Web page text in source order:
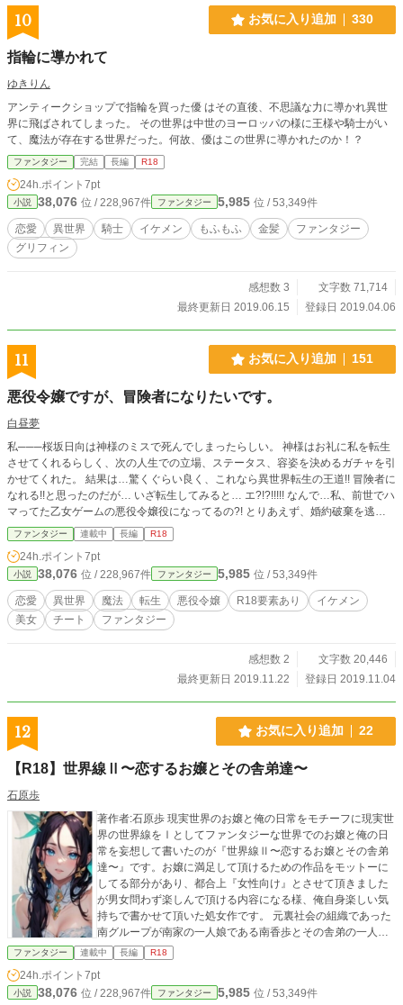
10 お気に入り追加 330
指輪に導かれて
ゆきりん
アンティークショップで指輪を買った優 はその直後、不思議な力に導かれ異世
界に飛ばされてしまった。 その世界は中世のヨーロッパの様に王様や騎士がい
て、魔法が存在する世界だった。何故、優はこの世界に導かれたのか！？
ファンタジー 完結 長編 R18
24h.ポイント 7pt
小説 38,076 位 / 228,967件 ファンタジー 5,985 位 / 53,349件
恋愛 異世界 騎士 イケメン もふもふ 金髪
ファンタジー
グリフィン
感想数 3
文字数 71,714
最終更新日 2019.06.15
登録日 2019.04.06
11 お気に入り追加 151
悪役令嬢ですが、冒険者になりたいです。
白昼夢
私───桜坂日向は神様のミスで死んでしまったらしい。 神様はお礼に私を転生
させてくれるらしく、次の人生での立場、ステータス、容姿を決めるガチャを引
かせてくれた。 結果は…驚くぐらい良く、これなら異世界転生の王道!! 冒険者に
なれる!!と思ったのだが… いざ転生してみると… エ?!?!!!!! なんで…私、前世でハ
マってた乙女ゲームの悪役令嬢役になってるの?! とりあえず、婚約破棄を逃れ
つつ… 冒険者になります☆ やっぱり夢は諦めきれん!! ⚠たまにR18あるかもで
す!!⚠
ファンタジー 連載中 長編 R18
24h.ポイント 7pt
小説 38,076 位 / 228,967件 ファンタジー 5,985 位 / 53,349件
恋愛 異世界 魔法 転生 悪役令嬢 R18要素あり
イケメン
美女
チート ファンタジー
感想数 2
文字数 20,446
最終更新日 2019.11.22
登録日 2019.11.04
12 お気に入り追加 22
【R18】世界線Ⅱ〜恋するお嬢とその舎弟達〜
石原歩
著作者:石原歩 現実世界のお嬢と俺の日常をモチーフに現実世
界の世界線をⅠとしてファンタジーな世界でのお嬢と俺の日
常を妄想して書いたのが『世界線Ⅱ〜恋するお嬢とその舎弟
達〜』です。お嬢に満足して頂けるための作品をモットーに
してる部分があり、都合上『女性向け』とさせて頂きました
が男女問わず楽しんで頂ける内容になる様、俺自身楽しい気
持ちで書かせて頂いた処女作です。 元裏社会の組織であった
南グループが南家の一人娘である南香歩とその舎弟の一人で
ある田本黎によって革命が起きた後の世界の物語。南グルー
プの舎弟はS級舎弟からF級舎弟までランク付けされており、
主人公の田本黎はS級舎弟で、南香歩を『お嬢』として慕って
いる。革命後の南グループは定められた十の掟に従って活動
ファンタジー 連載中 長編 R18
24h.ポイント 7pt
小説 38,076 位 / 228,967件 ファンタジー 5,985 位 / 53,349件